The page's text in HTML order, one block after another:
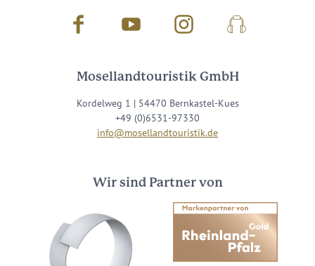
Facebook Youtube InstagramPodcast
Mosellandtouristik GmbH
Kordelweg 1 | 54470 Bernkastel-Kues
+49 (0)6531-97330
info@mosellandtouristik.de
Wir sind Partner von